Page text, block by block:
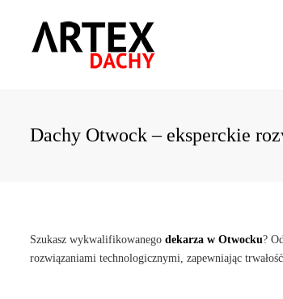
Dachy Otwock – eksperckie
Szukasz wykwalifikowanego dekarza w Otwocku?
rozwiązaniami technologicznymi, zapewniając